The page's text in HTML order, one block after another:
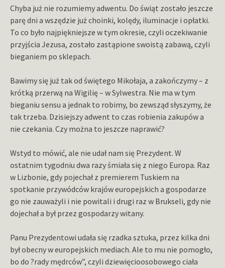
Chyba już nie rozumiemy adwentu. Do świąt zostało jeszcze
parę dni a wszędzie już choinki, kolędy, iluminacje i opłatki.
To co było najpiękniejsze w tym okresie, czyli oczekiwanie
przyjścia Jezusa, zostało zastąpione swoistą zabawą, czyli
bieganiem po sklepach.
Bawimy się już tak od świętego Mikołaja, a zakończymy – z
krótką przerwą na Wigilię – w Sylwestra. Nie ma w tym
bieganiu sensu a jednak to robimy, bo zewsząd słyszymy, że
tak trzeba. Dzisiejszy adwent to czas robienia zakupów a
nie czekania. Czy można to jeszcze naprawić?
Wstyd to mówić, ale nie udał nam się Prezydent. W
ostatnim tygodniu dwa razy śmiała się z niego Europa. Raz
w Lizbonie, gdy pojechał z premierem Tuskiem na
spotkanie przywódców krajów europejskich a gospodarze
go nie zauważyli i nie powitali i drugi raz w Brukseli, gdy nie
dojechał a był przez gospodarzy witany.
Panu Prezydentowi udała się rzadka sztuka, przez kilka dni
był obecny w europejskich mediach. Ale to mu nie pomogło,
bo do ?rady mędrców”, czyli dziewięcioosobowego ciała